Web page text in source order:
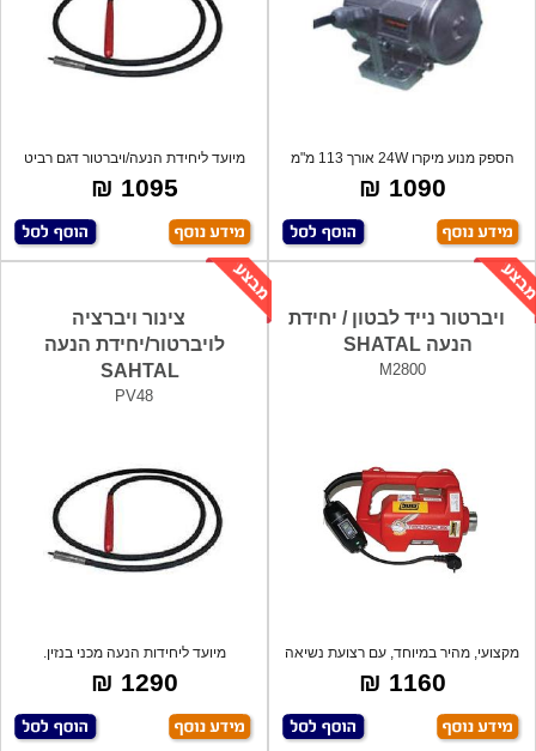
הספק מנוע מיקרו 24W אורך 113 מ"מ
משק
1090 ₪
מיועד ליחידת הנעה/ויברטור דגם רביט
M2800
1095 ₪
ויברטור נייד לבטון / יחידת
הנעה SHATAL
M2800
מקצועי, מהיר במיוחד, עם רצועת נשיאה
TECH
1160 ₪
צינור ויברציה
לויברטור/יחידת הנעה
SAHTAL
PV48
מיועד ליחידות הנעה מכני בנזין.
1290 ₪